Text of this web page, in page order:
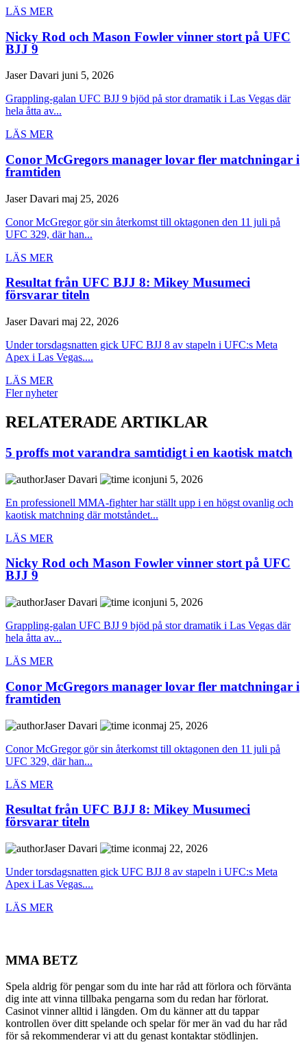
LÄS MER
Nicky Rod och Mason Fowler vinner stort på UFC
BJJ 9
Jaser Davari juni 5, 2026
Grappling-galan UFC BJJ 9 bjöd på stor dramatik i Las Vegas där
hela åtta av...
LÄS MER
Conor McGregors manager lovar fler matchningar i
framtiden
Jaser Davari maj 25, 2026
Conor McGregor gör sin återkomst till oktagonen den 11 juli på
UFC 329, där han...
LÄS MER
Resultat från UFC BJJ 8: Mikey Musumeci
försvarar titeln
Jaser Davari maj 22, 2026
Under torsdagsnatten gick UFC BJJ 8 av stapeln i UFC:s Meta
Apex i Las Vegas....
LÄS MER
Fler nyheter
RELATERADE ARTIKLAR
5 proffs mot varandra samtidigt i en kaotisk match
Jaser Davari
juni 5, 2026
En professionell MMA-fighter har ställt upp i en högst ovanlig och
kaotisk matchning där motståndet...
LÄS MER
Nicky Rod och Mason Fowler vinner stort på UFC
BJJ 9
Jaser Davari
juni 5, 2026
Grappling-galan UFC BJJ 9 bjöd på stor dramatik i Las Vegas där
hela åtta av...
LÄS MER
Conor McGregors manager lovar fler matchningar i
framtiden
Jaser Davari
maj 25, 2026
Conor McGregor gör sin återkomst till oktagonen den 11 juli på
UFC 329, där han...
LÄS MER
Resultat från UFC BJJ 8: Mikey Musumeci
försvarar titeln
Jaser Davari
maj 22, 2026
Under torsdagsnatten gick UFC BJJ 8 av stapeln i UFC:s Meta
Apex i Las Vegas....
LÄS MER
MMA BETZ
Spela aldrig för pengar som du inte har råd att förlora och förvänta
dig inte att vinna tillbaka pengarna som du redan har förlorat.
Casinot vinner alltid i längden. Om du känner att du tappar
kontrollen över ditt spelande och spelar för mer än vad du har råd
för så rekommenderar vi att du genast kontaktar stödlinjen.